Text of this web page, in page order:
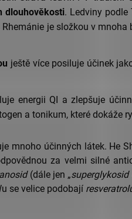
dlouhověkosti. Ledviny
je složkou v
ještě více posiluje účinek
energii QI a zlepšuje
a tonikum, které dokáže
mnoho účinných látek. He
za velmi silné
(dále jen „superglykosid
se velice podobají